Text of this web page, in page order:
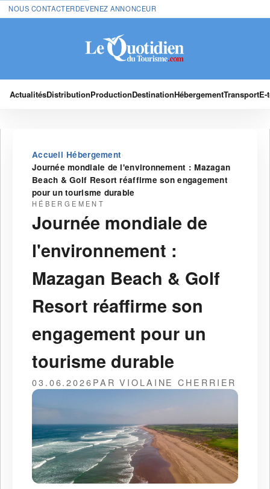
NOUS CONTACTERDEVENEZ ANNONCEUR
ActualitésDistributionProductionDestinationHébergementTransport
Accueil›Hébergement›
Journée mondiale de l'environnement : Mazagan
Beach & Golf Resort réaffirme son engagement
pour un tourisme durable
HÉBERGEMENT
Journée mondiale de
l'environnement :
Mazagan Beach & Golf
Resort réaffirme son
engagement pour un
tourisme durable
03.06.2026PAR VIOLAINE CHERRIER